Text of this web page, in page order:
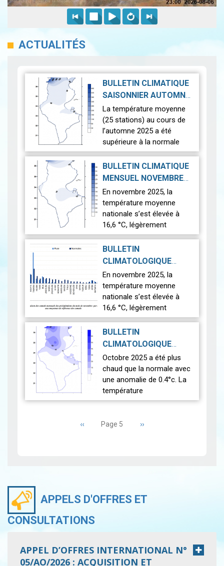
ACTUALITÉS
BULLETIN CLIMATIQUE
SAISONNIER AUTOMNE
2025|2025-12-29
La température moyenne
(25 stations) au cours de
l’automne 2025 a été
supérieure à la normale
(1991-2020), avec une
anomalie de +0,5 °c.
Cette saison est plus
BULLETIN CLIMATIQUE
MENSUEL NOVEMBRE
2025|2025-12-18
En novembre 2025, la
température moyenne
nationale s’est élevée à
16,6 °C, légèrement
supérieure à la normale de
16,5 °C.
Pendant ce mois, des
enregistrées…
BULLETIN
CLIMATOLOGIQUE
PRÉLIMINAIRE :
NOVEMBRE 2025|
2025-12-09
En novembre 2025, la
température moyenne
nationale s’est élevée à
16,6 °C, légèrement
supérieure à la normale de
16,5 °C.
chutes de neige ont été
enregistrée…
BULLETIN
CLIMATOLOGIQUE
MENSUEL OCTOBRE
2025 |2025-11-14
Octobre 2025 a été plus
chaud que la normale avec
une anomalie de 0.4°c. La
température
moyenne nationale a atteint
moyenne de référence pour
Page
précédente
‹‹ Page 5 Page
››
APPELS D'OFFRES ET
CONSULTATIONS
APPEL D’OFFRES INTERNATIONAL N°
05/AO/2026 : ACQUISITION ET